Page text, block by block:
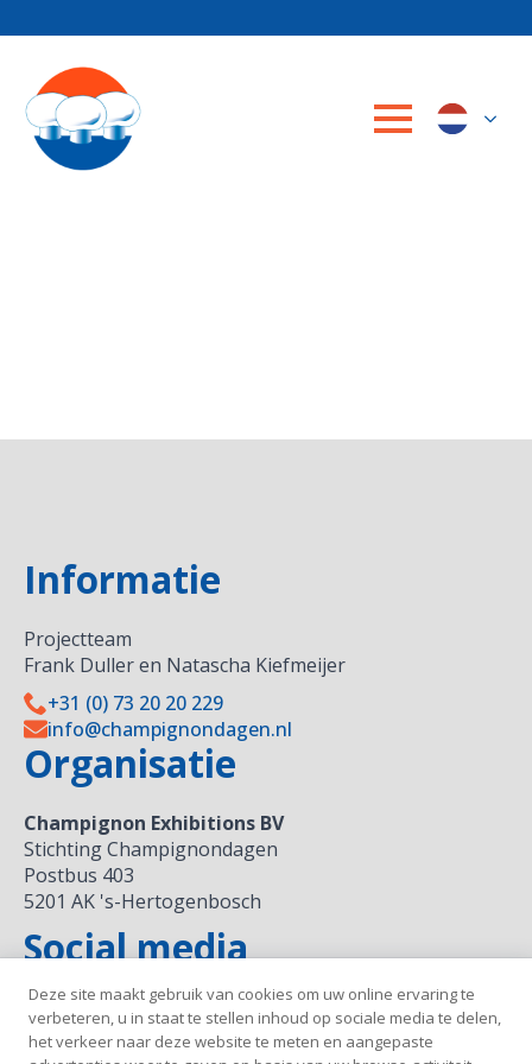
Informatie
Projectteam
Frank Duller en Natascha Kiefmeijer
+31 (0) 73 20 20 229
info@champignondagen.nl
Organisatie
Champignon Exhibitions BV
Stichting Champignondagen
Postbus 403
5201 AK 's-Hertogenbosch
Social media
Deze site maakt gebruik van cookies om uw online ervaring te
verbeteren, u in staat te stellen inhoud op sociale media te delen,
het verkeer naar deze website te meten en aangepaste